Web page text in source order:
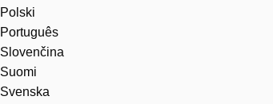
Polski
Português
Slovenčina
Suomi
Svenska